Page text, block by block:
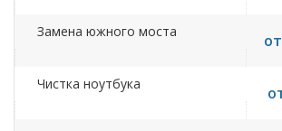
Замена южного моста
Чистка ноутбука